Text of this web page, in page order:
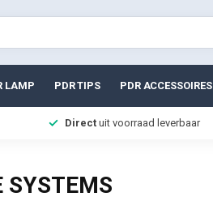
LAMP PDR TIPS PDR ACCESSOIRES
Direct uit voorraad leverbaar
SYSTEMS